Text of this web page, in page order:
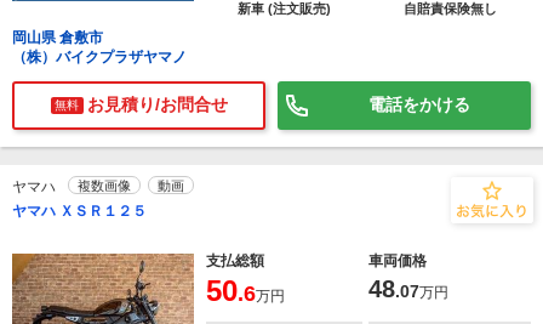
新車 (注文販売)
自賠責保険無し
岡山県 倉敷市
（株）バイクプラザヤマノ
無料 お見積り/お問合せ 電話をかける
ヤマハ 複数画像 動画
ヤマハ ＸＳＲ１２５
支払総額 車両価格
50.6万円 48.07万円